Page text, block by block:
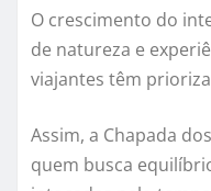
O crescimento do
de natureza e
viajantes têm
Assim, a Chapada
quem busca